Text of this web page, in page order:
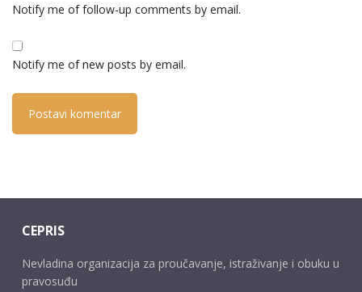
Notify me of follow-up comments by email.
Notify me of new posts by email.
CEPRIS
Nevladina organizacija za proučavanje, istraživanje i obuku u
pravosuđu